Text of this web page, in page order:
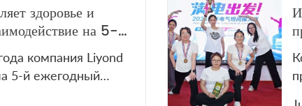
здоровье и
на 5-м
по настольному
компания Liyond
5-й ежегодный